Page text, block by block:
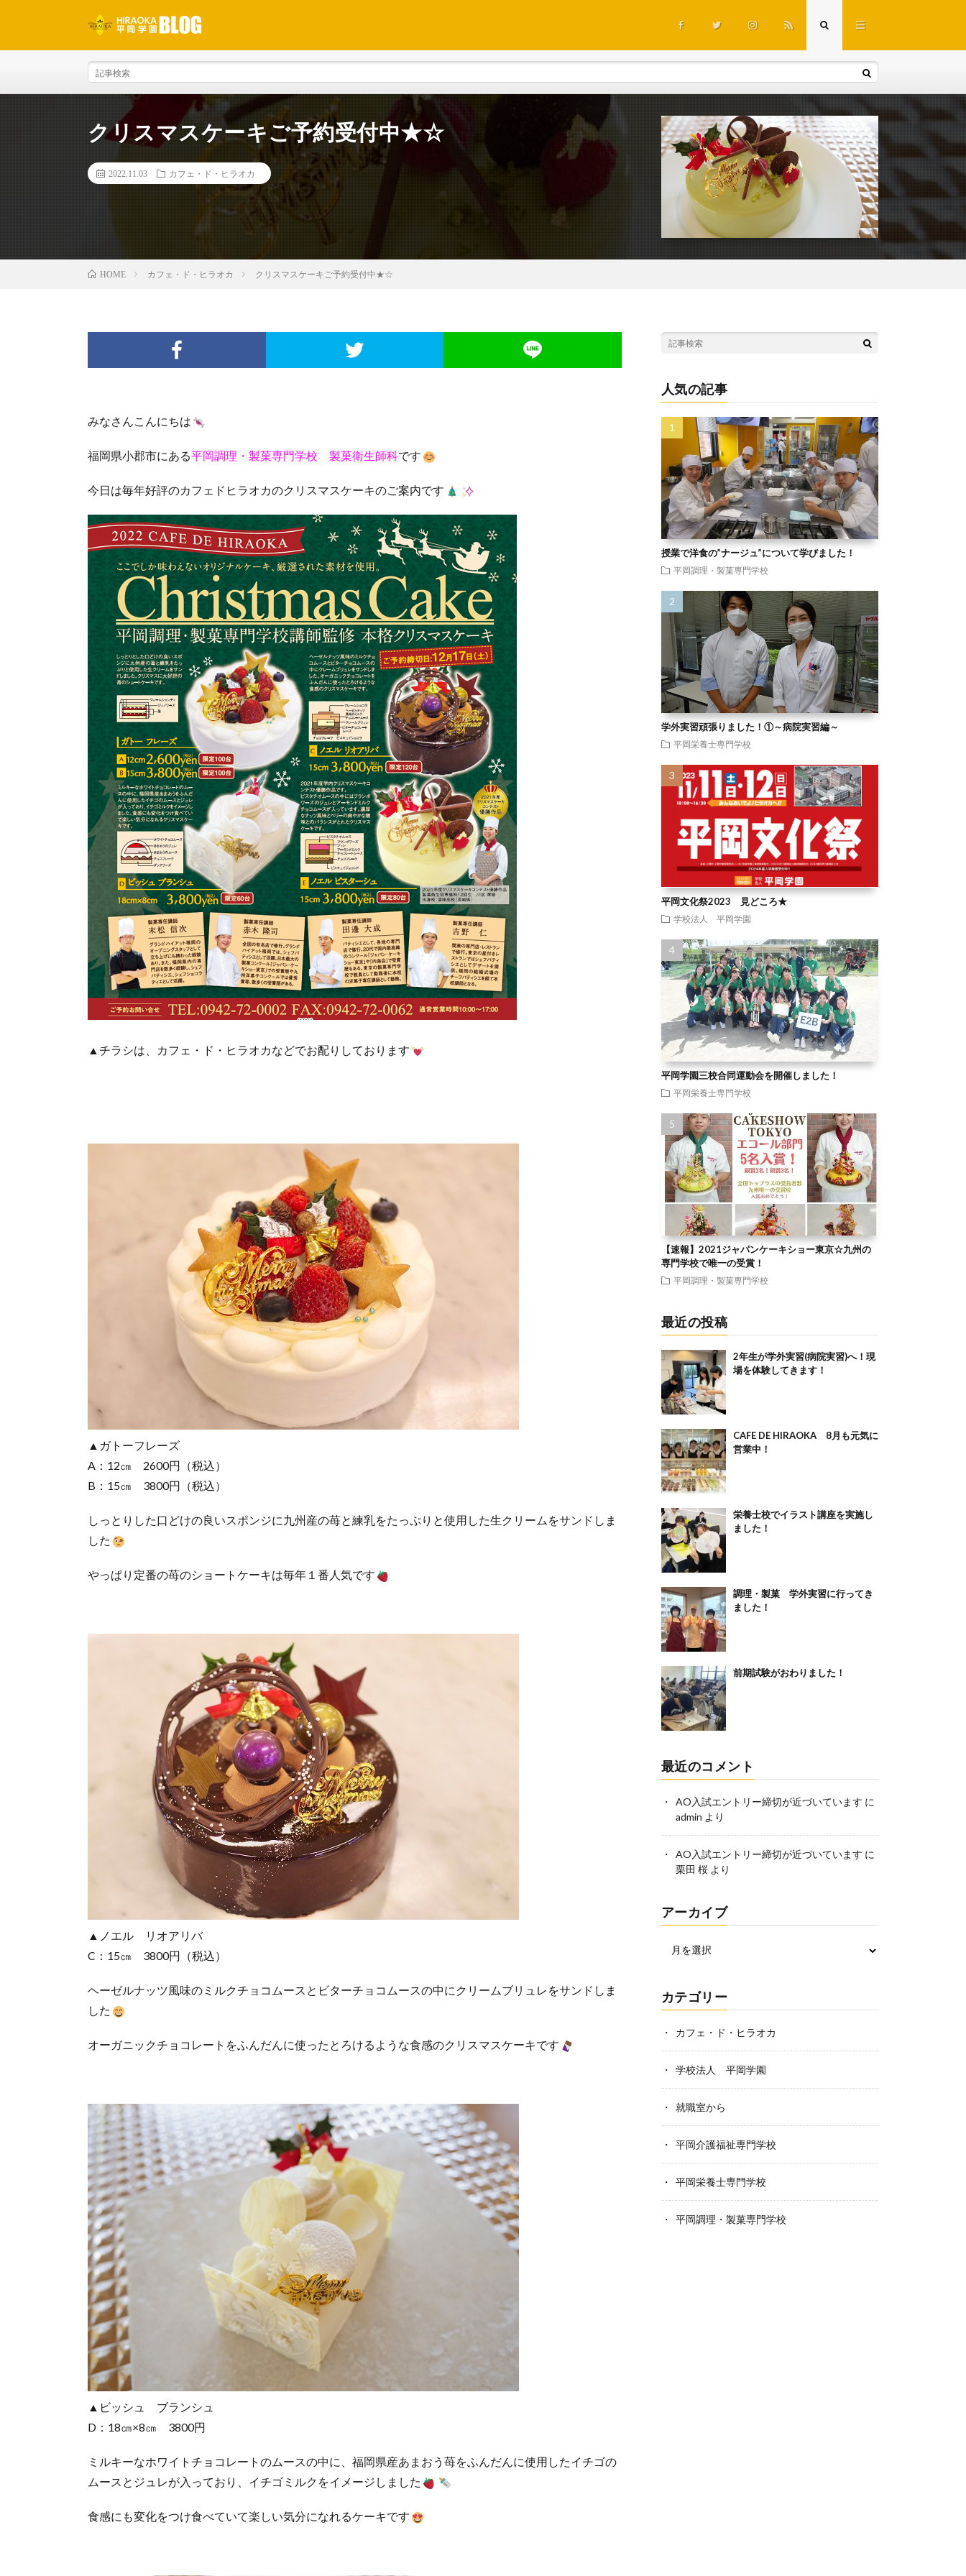
クリスマスケーキご予約受付中★☆
2022.11.03 カフェ・ド・ヒラオカ
HOME カフェ・ド・ヒラオカ クリスマスケーキご予約受付中★☆
みなさんこんにちは
福岡県小郡市にある平岡調理・製菓専門学校 製菓衛生師科です
今日は毎年好評のカフェドヒラオカのクリスマスケーキのご案内です
▲チラシは、カフェ・ド・ヒラオカなどでお配りしております
▲ガトーフレーズ
A：12㎝ 2600円（税込）
B：15㎝ 3800円（税込）
しっとりした口どけの良いスポンジに九州産の苺と練乳をたっぷりと使用した生クリームをサンドしま
した
やっぱり定番の苺のショートケーキは毎年１番人気です
▲ノエル リオアリバ
C：15㎝ 3800円（税込）
ヘーゼルナッツ風味のミルクチョコムースとビターチョコムースの中にクリームブリュレをサンドしま
した
オーガニックチョコレートをふんだんに使ったとろけるような食感のクリスマスケーキです
▲ビッシュ ブランシュ
D：18㎝×8㎝ 3800円
ミルキーなホワイトチョコレートのムースの中に、福岡県産あまおう苺をふんだんに使用したイチゴの
ムースとジュレが入っており、イチゴミルクをイメージしました
食感にも変化をつけ食べていて楽しい気分になれるケーキです
人気の記事
授業で洋食の”ナージュ”について学びました！
平岡調理・製菓専門学校
学外実習頑張りました！①～病院実習編～
平岡栄養士専門学校
平岡文化祭2023 見どころ★
学校法人 平岡学園
平岡学園三校合同運動会を開催しました！
平岡栄養士専門学校
【速報】2021ジャパンケーキショー東京☆九州の
専門学校で唯一の受賞！
平岡調理・製菓専門学校
最近の投稿
2年生が学外実習(病院実習)へ！現
場を体験してきます！
CAFE DE HIRAOKA 8月も元気に
営業中！
栄養士校でイラスト講座を実施し
ました！
調理・製菓 学外実習に行ってき
ました！
前期試験がおわりました！
最近のコメント
AO入試エントリー締切が近づいています に
admin より
AO入試エントリー締切が近づいています に
栗田 桜より
アーカイブ
カテゴリー
カフェ・ド・ヒラオカ
学校法人 平岡学園
就職室から
平岡介護福祉専門学校
平岡栄養士専門学校
平岡調理・製菓専門学校